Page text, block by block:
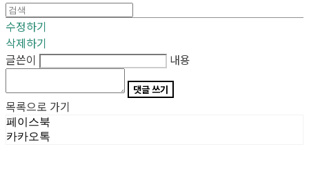
수정하기
삭제하기
글쓴이
내용
댓글 쓰기
목록으로 가기
페이스북
카카오톡